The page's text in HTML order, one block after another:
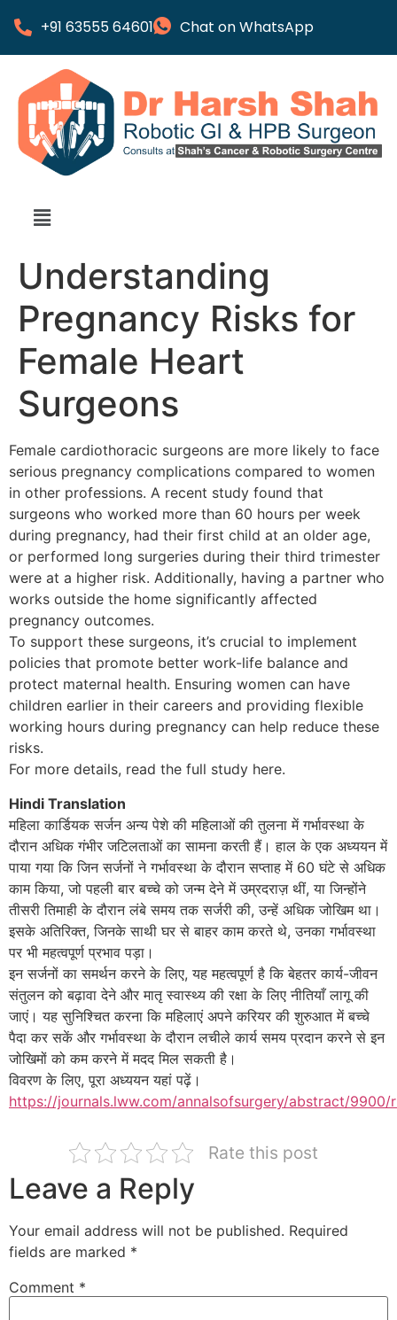
+91 63555 64601 Chat on WhatsApp
Understanding
Pregnancy Risks for
Female Heart
Surgeons
Female cardiothoracic surgeons are more likely to face
serious pregnancy complications compared to women
in other professions. A recent study found that
surgeons who worked more than 60 hours per week
during pregnancy, had their first child at an older age,
or performed long surgeries during their third trimester
were at a higher risk. Additionally, having a partner who
works outside the home significantly affected
pregnancy outcomes.
To support these surgeons, it’s crucial to implement
policies that promote better work-life balance and
protect maternal health. Ensuring women can have
children earlier in their careers and providing flexible
working hours during pregnancy can help reduce these
risks.
For more details, read the full study here.
Hindi Translation
महिला कार्डियक सर्जन अन्य पेशे की महिलाओं की तुलना में गर्भावस्था के
दौरान अधिक गंभीर जटिलताओं का सामना करती हैं। हाल के एक अध्ययन में
पाया गया कि जिन सर्जनों ने गर्भावस्था के दौरान सप्ताह में 60 घंटे से अधिक
काम किया, जो पहली बार बच्चे को जन्म देने में उम्रदराज़ थीं, या जिन्होंने
तीसरी तिमाही के दौरान लंबे समय तक सर्जरी की, उन्हें अधिक जोखिम था।
इसके अतिरिक्त, जिनके साथी घर से बाहर काम करते थे, उनका गर्भावस्था
पर भी महत्वपूर्ण प्रभाव पड़ा।
इन सर्जनों का समर्थन करने के लिए, यह महत्वपूर्ण है कि बेहतर कार्य-जीवन
संतुलन को बढ़ावा देने और मातृ स्वास्थ्य की रक्षा के लिए नीतियाँ लागू की
जाएं। यह सुनिश्चित करना कि महिलाएं अपने करियर की शुरुआत में बच्चे
पैदा कर सकें और गर्भावस्था के दौरान लचीले कार्य समय प्रदान करने से इन
जोखिमों को कम करने में मदद मिल सकती है।
विवरण के लिए, पूरा अध्ययन यहां पढ़ें।
https://journals.lww.com/annalsofsurgery/abstract/9900/
Rate this post
Leave a Reply
Your email address will not be published. Required
fields are marked *
Comment *